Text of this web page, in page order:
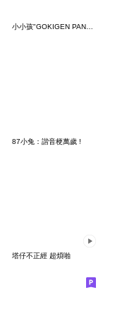
小小孩"GOKIGEN PANDA" 台灣版
87小兔：諧音梗萬歲 !
塔仔不正經 超煩啪